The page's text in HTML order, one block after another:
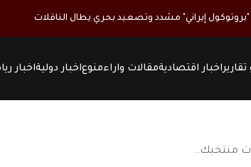
إيراني" مشدد وتصعيد بحري يطال الناقلات
تقاريراخبار اقتصاديةمقالات واراءمنوعاخبار دوليةاخبار